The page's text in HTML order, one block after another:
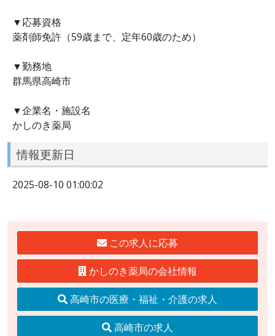
▼応募資格
薬剤師免許（59歳まで、定年60歳のため）
▼勤務地
群馬県高崎市
▼企業名・施設名
かしのき薬局
情報更新日
2025-08-10 01:00:02
この求人に応募
かしのき薬局の会社情報
高崎市の医療・福祉・介護の求人
高崎市の求人